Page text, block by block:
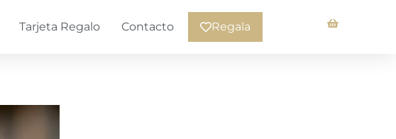
Tarjeta Regalo Contacto Regala